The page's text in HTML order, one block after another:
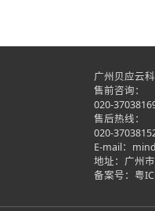
广州贝应云
售前咨询：
020-
售后热线：
020-
E-mail：
地址：广州
备案号： 粤